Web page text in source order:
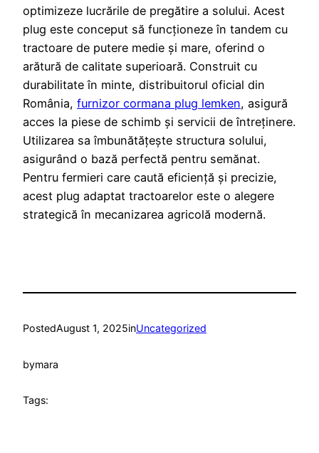
optimizeze lucrările de pregătire a solului. Acest
plug este conceput să funcționeze în tandem cu
tractoare de putere medie și mare, oferind o
arătură de calitate superioară. Construit cu
durabilitate în minte, distribuitorul oficial din
România, furnizor cormana plug lemken, asigură
acces la piese de schimb și servicii de întreținere.
Utilizarea sa îmbunătățește structura solului,
asigurând o bază perfectă pentru semănat.
Pentru fermieri care caută eficiență și precizie,
acest plug adaptat tractoarelor este o alegere
strategică în mecanizarea agricolă modernă.
PostedAugust 1, 2025inUncategorized
bymara
Tags: